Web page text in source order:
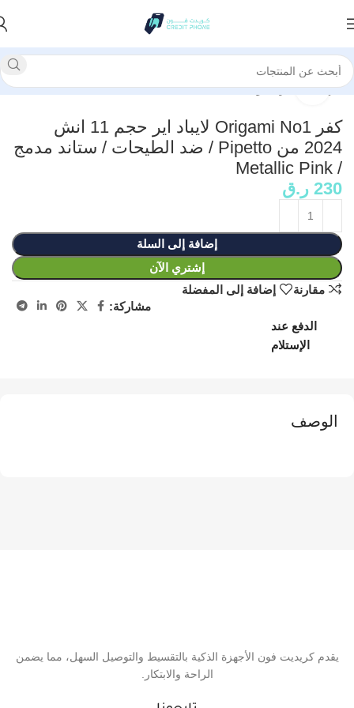
الرئيسية كفرات وحماية
انقر للتكبير
كفر Origami No1 لايباد اير حجم 11 انش
2024 من Pipetto / ضد الطيحات / ستاند مدمج
/ Metallic Pink
230 ر.ق
إضافة إلى السلة
إشتري الآن
مقارنة
إضافة إلى المفضلة
مشاركة:
الدفع عند
الإستلام
الوصف
يقدم كريديت فون الأجهزة الذكية بالتقسيط والتوصيل السهل، مما يضمن
الراحة والابتكار.